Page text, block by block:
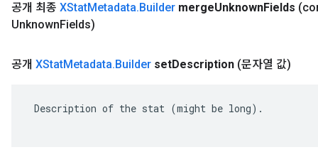
공개 최종 XStatMetadata.Builder mergeUnknownFields
UnknownFields)
공개 XStatMetadata.Builder setDescription (문자열 값)
Description of the stat (might be long).